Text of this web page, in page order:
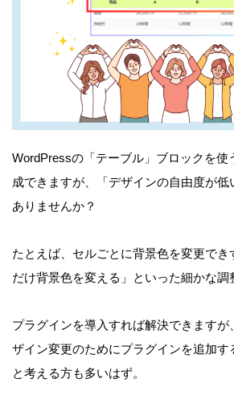
WordPressの「テーブル」ブロックを使
成できますが、「デザインの自由度が低
ありませんか？
たとえば、セルごとに背景色を変更でき
だけ背景色を変える」といった細かな調
プラグインを導入すれば解決できますが
ザイン変更のためにプラグインを追加す
と考える方も多いはず。